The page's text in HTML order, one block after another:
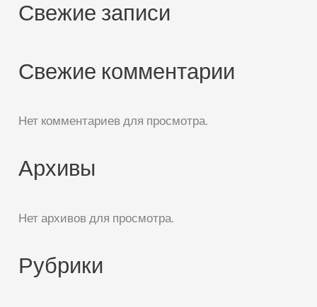
Свежие записи
Свежие комментарии
Нет комментариев для просмотра.
Архивы
Нет архивов для просмотра.
Рубрики